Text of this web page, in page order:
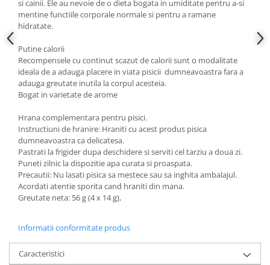
si cainii. Ele au nevoie de o dieta bogata in umiditate pentru a-si
mentine functiile corporale normale si pentru a ramane
hidratate.
Putine calorii
Recompensele cu continut scazut de calorii sunt o modalitate
ideala de a adauga placere in viata pisicii dumneavoastra fara a
adauga greutate inutila la corpul acesteia.
Bogat in varietate de arome
Hrana complementara pentru pisici.
Instructiuni de hranire: Hraniti cu acest produs pisica
dumneavoastra ca delicatesa.
Pastrati la frigider dupa deschidere si serviti cel tarziu a doua zi.
Puneti zilnic la dispozitie apa curata si proaspata.
Precautii: Nu lasati pisica sa mestece sau sa inghita ambalajul.
Acordati atentie sporita cand hraniti din mana.
Greutate neta: 56 g (4 x 14 g),
Informatii conformitate produs
Caracteristici